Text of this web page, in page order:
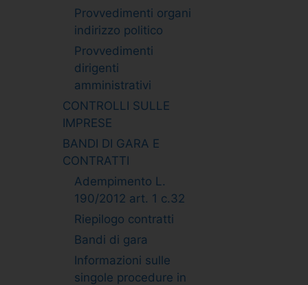
Provvedimenti organi
indirizzo politico
Provvedimenti
dirigenti
amministrativi
CONTROLLI SULLE
IMPRESE
BANDI DI GARA E
CONTRATTI
Adempimento L.
190/2012 art. 1 c.32
Riepilogo contratti
Bandi di gara
Informazioni sulle
singole procedure in